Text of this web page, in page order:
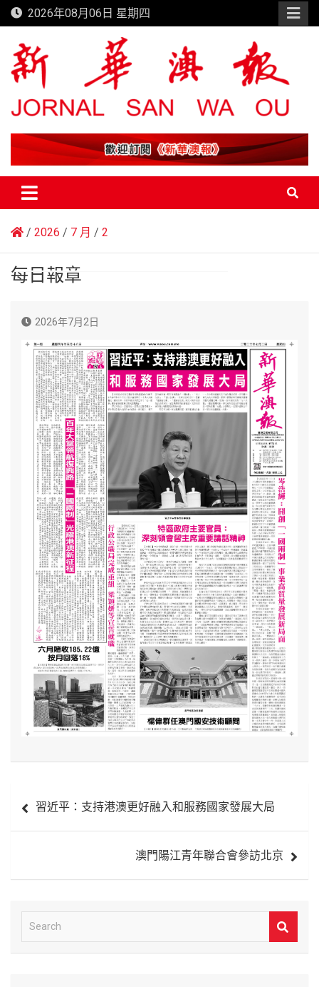
Skip
to
content
2026年08月06日 星期四
新華澳報
2026 7 月 2
每日報章
2026年7月2日
章
習近平：支持港澳更好融入和服務國家發展大局
澳門陽江青年聯合會參訪北京
e